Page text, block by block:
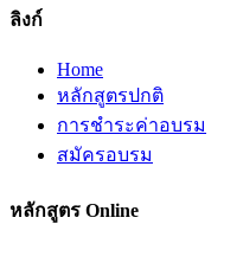
ลิงก์
Home
หลักสูตรปกติ
การชำระค่าอบรม
สมัครอบรม
หลักสูตร Online